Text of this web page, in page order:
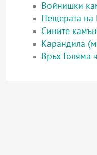
Войнишки
Пещерата на
Сините
Карандила
Връх Голяма